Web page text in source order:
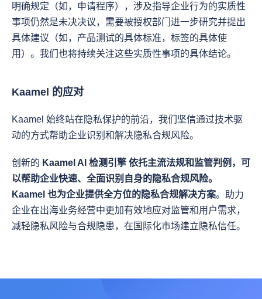
明确规定（如，申请程序），涉及指导企业行为的实质性
事项仍然是未决决议，需要被授权部门进一步研究并提出
具体建议（如，产品测试的具体标准，标签的具体使
用）。我们也将持续关注这些实质性事项的具体结论。
Kaamel 的应对
Kaamel 始终站在隐私保护的前沿，我们坚信通过技术驱
动的方式帮助企业识别和解决隐私合规风险。
创新的 Kaamel AI 检测引擎 依托主流法规和监管判例，可
以帮助企业快速、全面识别自身的隐私合规风险。
Kaamel 也为企业提供全方位的隐私合规解决方案。助力
企业在出海业务经营中更加有效地应对监管和用户需求，
减轻隐私风险与合规隐患，在国际化市场建立隐私信任。